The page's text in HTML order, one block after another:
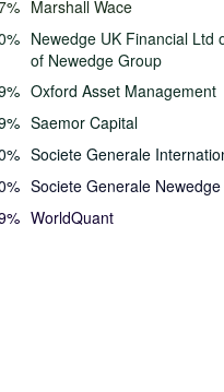
Marshall Wace
Newedge UK Financial Ltd
of Newedge Group
Oxford Asset Management
Saemor Capital
Societe Generale
Societe Generale Newedge
WorldQuant